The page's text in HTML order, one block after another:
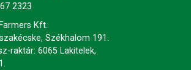
2323
Kft.
Székhalom 191.
raktár: 6065 Lakitelek,